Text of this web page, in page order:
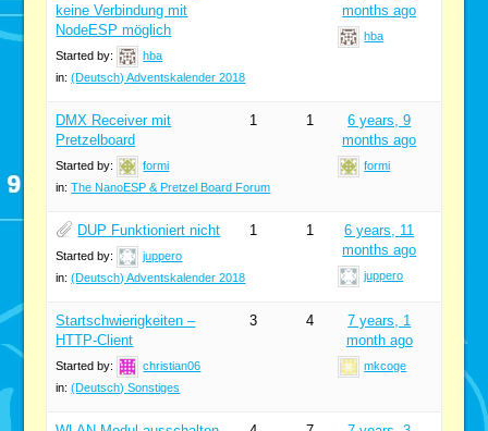
keine Verbindung mit
NodeESP möglich
Started by:
hba
in:(Deutsch) Adventskalender 2018
months ago
hba
DMX Receiver mit
Pretzelboard
Started by:
formi
in:The NanoESP & Pretzel Board Forum
1 1
6 years, 9
months ago
formi
DUP Funktioniert nicht
Started by:
juppero
in:(Deutsch) Adventskalender 2018
1 1
6 years, 11
months ago
juppero
Startschwierigkeiten –
HTTP-Client
Started by:
christian06
in:(Deutsch) Sonstiges
3 4
7 years, 1
month ago
mkcoge